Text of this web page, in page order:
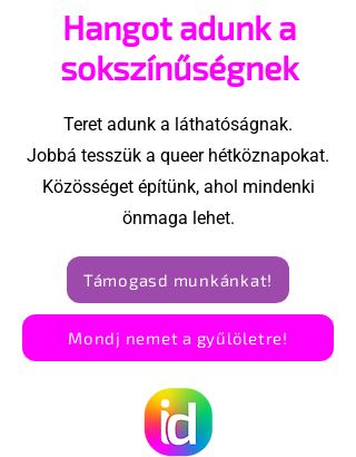
Hangot adunk a
sokszínűségnek
Teret adunk a láthatóságnak.
Jobbá tesszük a queer hétköznapokat.
Közösséget építünk, ahol mindenki
önmaga lehet.
Támogasd munkánkat!
Mondj nemet a gyűlöletre!